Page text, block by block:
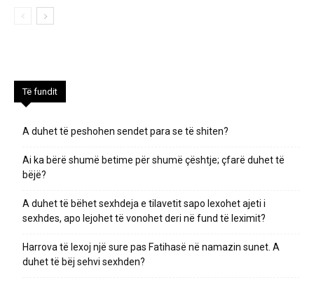
Të fundit
A duhet të peshohen sendet para se të shiten?
Ai ka bërë shumë betime për shumë çështje; çfarë duhet të
bëjë?
A duhet të bëhet sexhdeja e tilavetit sapo lexohet ajeti i
sexhdes, apo lejohet të vonohet deri në fund të leximit?
Harrova të lexoj një sure pas Fatihasë në namazin sunet. A
duhet të bëj sehvi sexhden?